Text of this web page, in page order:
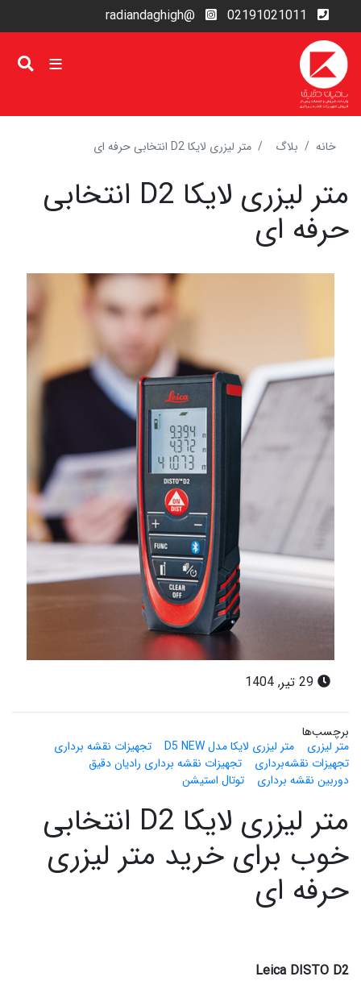
رفتن
به
02191021011
@radiandaghigh
خانه بلاگ متر لیزری لایکا D2 انتخابی حرفه ای
متر لیزری لایکا D2 انتخابی
حرفه ای
29 تیر, 1404
برچسب‌ها
متر لیزری
متر لیزری لایکا مدل D5 NEW
تجهیزات نقشه برداری
تجهیزات نقشه‌برداری
تجهیزات نقشه برداری رادیان دقیق
دوربین نقشه برداری
توتال استیشن
متر لیزری لایکا D2 انتخابی
خوب برای خرید متر لیزری
حرفه ای
Leica DISTO D2